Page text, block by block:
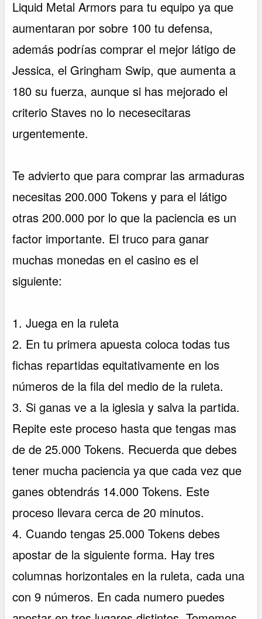
Liquid Metal Armors para tu equipo ya que
aumentaran por sobre 100 tu defensa,
además podrías comprar el mejor látigo de
Jessica, el Gringham Swip, que aumenta a
180 su fuerza, aunque si has mejorado el
criterio Staves no lo necesecitaras
urgentemente.
Te advierto que para comprar las armaduras
necesitas 200.000 Tokens y para el látigo
otras 200.000 por lo que la paciencia es un
factor importante. El truco para ganar
muchas monedas en el casino es el
siguiente:
1. Juega en la ruleta
2. En tu primera apuesta coloca todas tus
fichas repartidas equitativamente en los
números de la fila del medio de la ruleta.
3. Si ganas ve a la iglesia y salva la partida.
Repite este proceso hasta que tengas mas
de de 25.000 Tokens. Recuerda que debes
tener mucha paciencia ya que cada vez que
ganes obtendrás 14.000 Tokens. Este
proceso llevara cerca de 20 minutos.
4. Cuando tengas 25.000 Tokens debes
apostar de la siguiente forma. Hay tres
columnas horizontales en la ruleta, cada una
con 9 números. En cada numero puedes